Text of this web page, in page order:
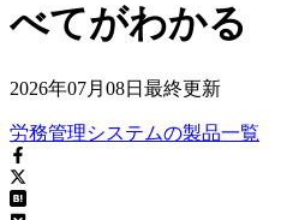
べてがわかる
2026年07月08日 最終更新
労務管理システムの製品一覧